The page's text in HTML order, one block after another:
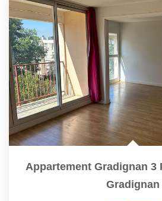
Qui Sommes-
Notre Équipe
Nos Services
Avis Clients
CONTACT
EN
Appartement Gradignan 3
Gradignan